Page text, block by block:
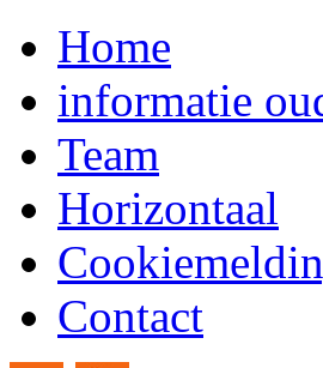
Home
informatie
Team
Horizontaal
Contact